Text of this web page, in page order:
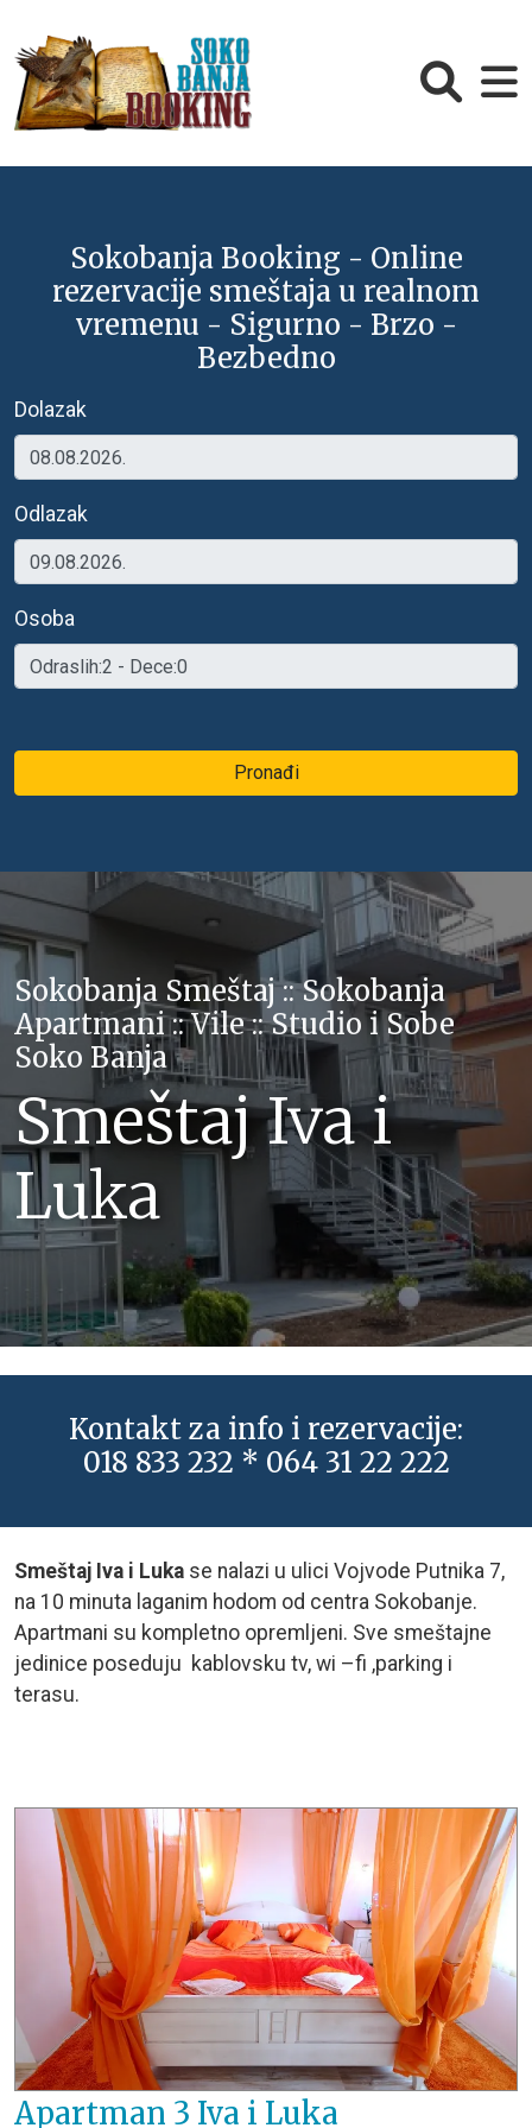
Sokobanja Booking - Online
rezervacije smeštaja u realnom
vremenu - Sigurno - Brzo -
Bezbedno
Dolazak
Odlazak
Osoba
Pronađi
Sokobanja Smeštaj :: Sokobanja
Apartmani :: Vile :: Studio i Sobe
Soko Banja
Smeštaj Iva i
Luka
Kontakt za info i rezervacije:
018 833 232 * 064 31 22 222
Smeštaj Iva i Luka se nalazi u ulici Vojvode Putnika 7,
na 10 minuta laganim hodom od centra Sokobanje.
Apartmani su kompletno opremljeni. Sve smeštajne
jedinice poseduju kablovsku tv, wi –fi ,parking i
terasu.
Apartman 3 Iva i Luka